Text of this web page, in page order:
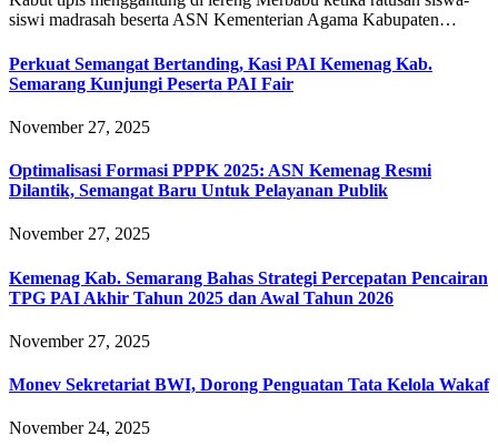
siswi madrasah beserta ASN Kementerian Agama Kabupaten…
Perkuat Semangat Bertanding, Kasi PAI Kemenag Kab.
Semarang Kunjungi Peserta PAI Fair
November 27, 2025
Optimalisasi Formasi PPPK 2025: ASN Kemenag Resmi
Dilantik, Semangat Baru Untuk Pelayanan Publik
November 27, 2025
Kemenag Kab. Semarang Bahas Strategi Percepatan Pencairan
TPG PAI Akhir Tahun 2025 dan Awal Tahun 2026
November 27, 2025
Monev Sekretariat BWI, Dorong Penguatan Tata Kelola Wakaf
November 24, 2025